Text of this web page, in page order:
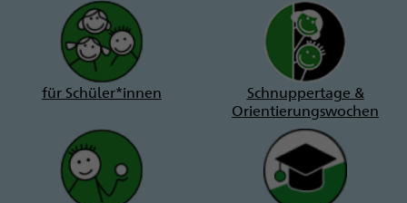
für Schüler*innen
Schnuppertage &
Orientierungswochen